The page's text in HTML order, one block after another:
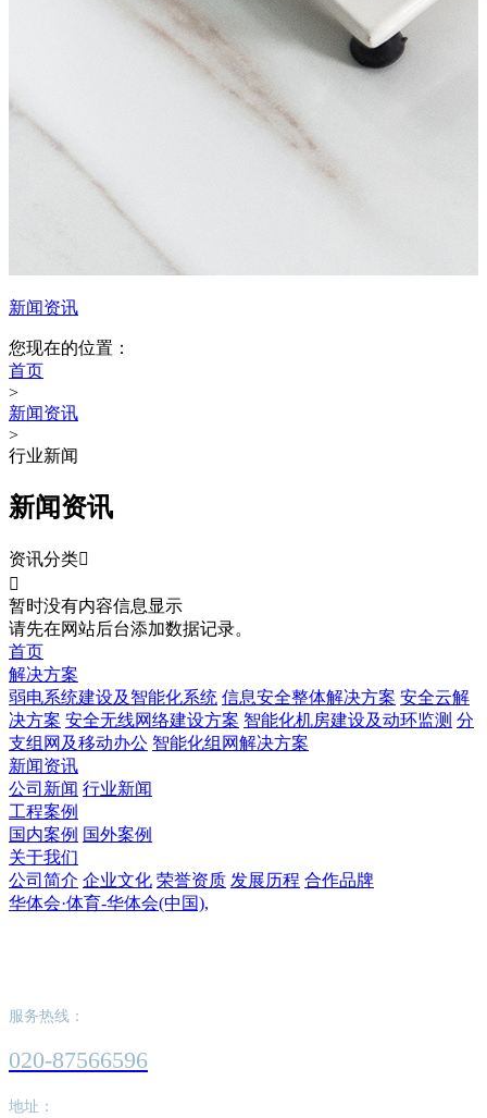
新闻资讯
您现在的位置：
首页
>
新闻资讯
>
行业新闻
新闻资讯
资讯分类

暂时没有内容信息显示
请先在网站后台添加数据记录。
首页
解决方案
弱电系统建设及智能化系统 信息安全整体解决方案 安全云解
决方案 安全无线网络建设方案 智能化机房建设及动环监测 分
支组网及移动办公 智能化组网解决方案
新闻资讯
公司新闻 行业新闻
工程案例
国内案例 国外案例
关于我们
公司简介 企业文化 荣誉资质 发展历程 合作品牌
华体会·体育-华体会(中国),
服务热线：
020-87566596
地址：